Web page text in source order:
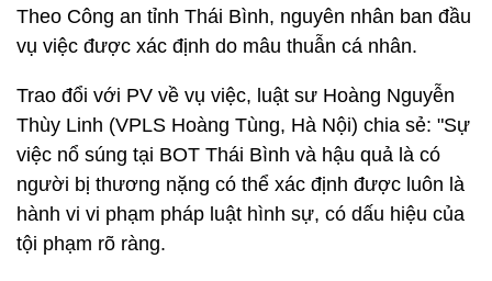
Theo Công an tỉnh Thái Bình, nguyên nhân ban đầu
vụ việc được xác định do mâu thuẫn cá nhân.
Trao đổi với PV về vụ việc, luật sư Hoàng Nguyễn
Thùy Linh (VPLS Hoàng Tùng, Hà Nội) chia sẻ: "Sự
việc nổ súng tại BOT Thái Bình và hậu quả là có
người bị thương nặng có thể xác định được luôn là
hành vi vi phạm pháp luật hình sự, có dấu hiệu của
tội phạm rõ ràng.